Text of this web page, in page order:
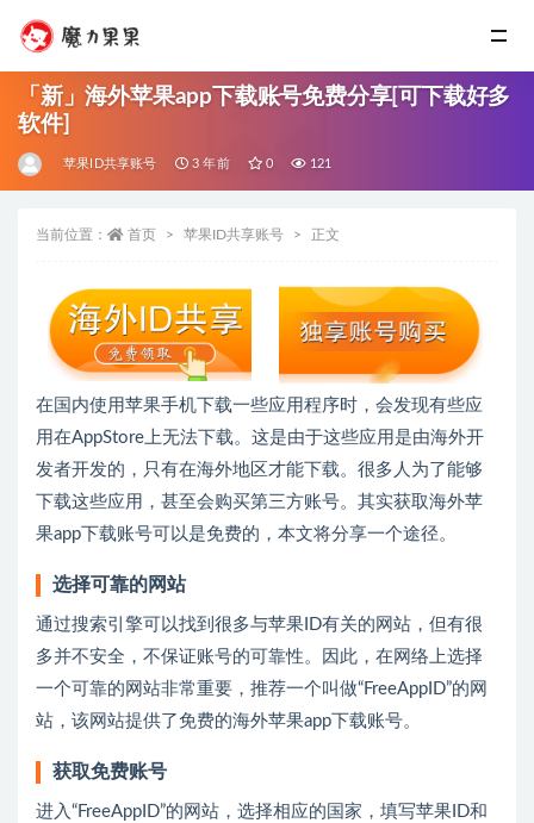
「新」海外苹果app下载账号免费分享[可下载好多
软件]
苹果ID共享账号 3 年前 0 121
当前位置： 首页 苹果ID共享账号 正文
在国内使用苹果手机下载一些应用程序时，会发现有些应
用在AppStore上无法下载。这是由于这些应用是由海外开
发者开发的，只有在海外地区才能下载。很多人为了能够
下载这些应用，甚至会购买第三方账号。其实获取海外苹
果app下载账号可以是免费的，本文将分享一个途径。
选择可靠的网站
通过搜索引擎可以找到很多与苹果ID有关的网站，但有很
多并不安全，不保证账号的可靠性。因此，在网络上选择
一个可靠的网站非常重要，推荐一个叫做“FreeAppID”的网
站，该网站提供了免费的海外苹果app下载账号。
获取免费账号
进入“FreeAppID”的网站，选择相应的国家，填写苹果ID和